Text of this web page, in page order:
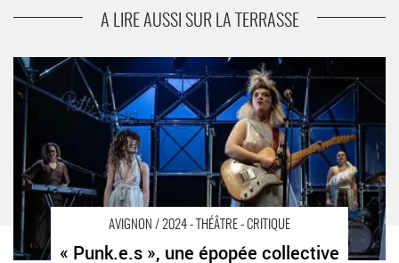
» mis en scène de Charles Tordjman
A LIRE AUSSI SUR LA TERRASSE
AVIGNON / 2024 - THÉÂTRE - CRITIQUE
« Punk.e.s », une épopée collective
« Punk.e.s », une épopée collective effrénée et rageuse sous la
direction de Justine Heynemann - Critique sortie Avignon / 2024
Avignon Avignon Off. La Scala Provence